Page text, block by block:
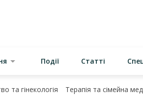
Події Статті
та гінекологія Терапія та сімейна